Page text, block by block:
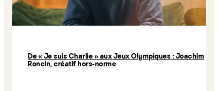
De « Je suis Charlie » aux Jeux Olympiques : Joachim
Roncin, créatif hors-norme